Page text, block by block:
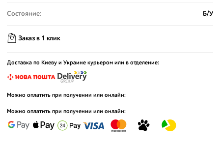
Состояние: Б/У
Заказ в 1 клик
Доставка по Киеву и Украине курьером или в отделение:
Можно оплатить при получении или онлайн:
Можно оплатить при получении или онлайн: